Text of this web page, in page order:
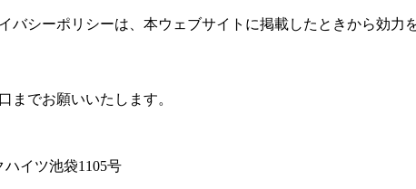
バシーポリシーは、本ウェブサイトに掲載したときから効力
までお願いいたします。
イツ池袋1105号